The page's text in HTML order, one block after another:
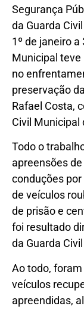
Segurança
da Guarda
1º de janeiro a
Municipal teve
no
preservação
Rafael Costa,
Civil Municipal
Todo o
apreensões
conduções
de veículos
de prisão e
foi resultado
da Guarda
Ao todo,
veículos
apreendidas,